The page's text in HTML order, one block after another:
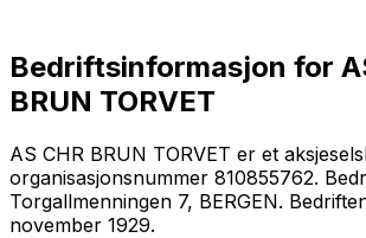
Bedriftsinformasjon for
BRUN TORVET
AS CHR BRUN TORVET er et
organisasjonsnummer 810855762.
Torgallmenningen 7, BERGEN.
november 1929.